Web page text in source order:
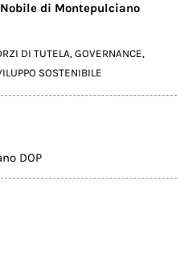
di Montepulciano
DI TUTELA,GOVERNANCE,
SOSTENIBILE
DOP